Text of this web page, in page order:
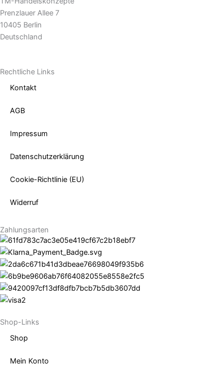
Prenzlauer Allee 7
10405 Berlin
Deutschland
Rechtliche Links
Kontakt
AGB
Impressum
Datenschutzerklärung
Cookie-Richtlinie (EU)
Widerruf
Zahlungsarten
Shop-Links
Shop
Mein Konto